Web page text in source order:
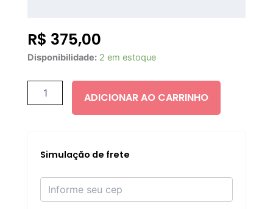
R$ 375,00
Disponibilidade: 2 em estoque
DR.
-
Cicapair
Tiger
quantidade
ADICIONAR AO CARRINHO
Simulação de frete